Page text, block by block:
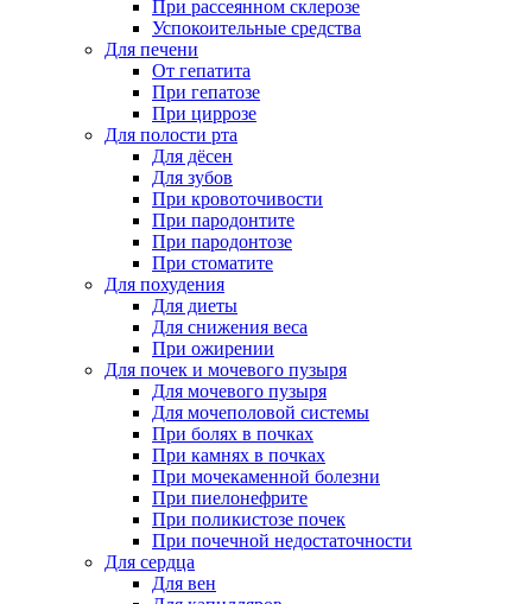
При рассеянном склерозе
Успокоительные средства
Для печени
От гепатита
При гепатозе
При циррозе
Для полости рта
Для дёсен
Для зубов
При кровоточивости
При пародонтите
При пародонтозе
При стоматите
Для похудения
Для диеты
Для снижения веса
При ожирении
Для почек и мочевого пузыря
Для мочевого пузыря
Для мочеполовой системы
При болях в почках
При камнях в почках
При мочекаменной болезни
При пиелонефрите
При поликистозе почек
При почечной недостаточности
Для сердца
Для вен